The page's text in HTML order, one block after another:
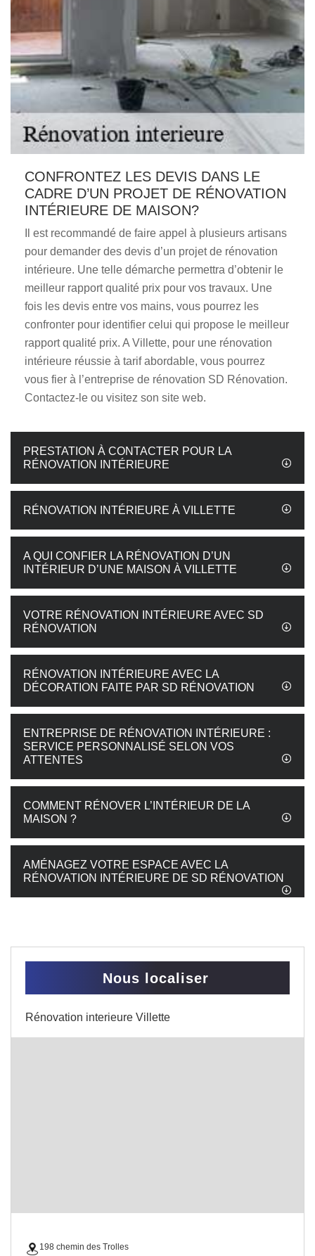
CONFRONTEZ LES DEVIS DANS LE
CADRE D’UN PROJET DE RÉNOVATION
INTÉRIEURE DE MAISON?
Il est recommandé de faire appel à plusieurs artisans
pour demander des devis d’un projet de rénovation
intérieure. Une telle démarche permettra d’obtenir le
meilleur rapport qualité prix pour vos travaux. Une
fois les devis entre vos mains, vous pourrez les
confronter pour identifier celui qui propose le meilleur
rapport qualité prix. A Villette, pour une rénovation
intérieure réussie à tarif abordable, vous pourrez
vous fier à l’entreprise de rénovation SD Rénovation.
Contactez-le ou visitez son site web.
PRESTATION À CONTACTER POUR LA
RÉNOVATION INTÉRIEURE
RÉNOVATION INTÉRIEURE À VILLETTE
A QUI CONFIER LA RÉNOVATION D’UN
INTÉRIEUR D’UNE MAISON À VILLETTE
VOTRE RÉNOVATION INTÉRIEURE AVEC SD
RÉNOVATION
RÉNOVATION INTÉRIEURE AVEC LA
DÉCORATION FAITE PAR SD RÉNOVATION
ENTREPRISE DE RÉNOVATION INTÉRIEURE :
SERVICE PERSONNALISÉ SELON VOS
ATTENTES
COMMENT RÉNOVER L’INTÉRIEUR DE LA
MAISON ?
AMÉNAGEZ VOTRE ESPACE AVEC LA
RÉNOVATION INTÉRIEURE DE SD RÉNOVATION
Nous localiser
Rénovation interieure Villette
198 chemin des Trolles